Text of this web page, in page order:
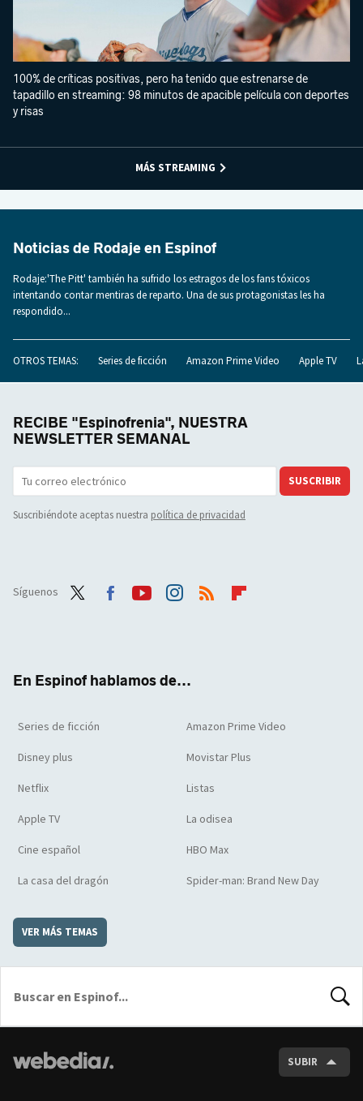
100% de críticas positivas, pero ha tenido que estrenarse de
tapadillo en streaming: 98 minutos de apacible película con deportes
y risas
MÁS STREAMING
Noticias de Rodaje en Espinof
Rodaje:'The Pitt' también ha sufrido los estragos de los fans tóxicos
intentando contar mentiras de reparto. Una de sus protagonistas les ha
respondido...
OTROS TEMAS: Series de ficción Amazon Prime Video Apple TV
RECIBE "Espinofrenia", NUESTRA
NEWSLETTER SEMANAL
SUSCRIBIR
Suscribiéndote aceptas nuestra política de privacidad
Síguenos
En Espinof hablamos de...
Series de ficción Amazon Prime Video
Disney plus Movistar Plus
Netflix Listas
Apple TV La odisea
Cine español HBO Max
La casa del dragón Spider-man: Brand New Day
VER MÁS TEMAS
SUBIR